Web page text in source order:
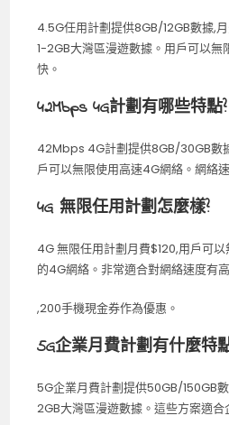
4.5G任用計劃提供8GB/12GB數據,
1-2GB大灣區漫遊數據。用戶可以
快。
42Mbps 4G計劃有哪些特點?
42Mbps 4G計劃提供8GB/30GB數
戶可以無限使用高速4G網絡。網絡
4G 無限任用計劃怎麼樣?
4G 無限任用計劃月費$120,用戶可
的4G網絡。非常適合對網絡速度有
,200手機現金券作為優惠。
5G企業月費計劃有什麼特
5G企業月費計劃提供50GB/150GB
2GB大灣區漫遊數據。這些方案適合